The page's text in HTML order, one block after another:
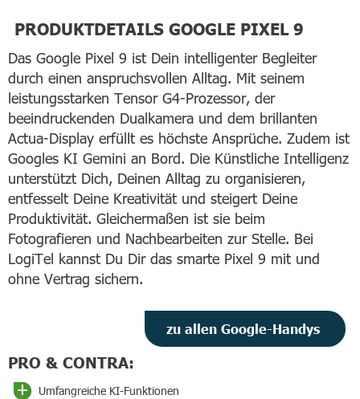
PRODUKTDETAILS GOOGLE PIXEL 9
Das Google Pixel 9 ist Dein intelligenter Begleiter
durch einen anspruchsvollen Alltag. Mit seinem
leistungsstarken Tensor G4-Prozessor, der
beeindruckenden Dualkamera und dem brillanten
Actua-Display erfüllt es höchste Ansprüche. Zudem ist
Googles KI Gemini an Bord. Die Künstliche Intelligenz
unterstützt Dich, Deinen Alltag zu organisieren,
entfesselt Deine Kreativität und steigert Deine
Produktivität. Gleichermaßen ist sie beim
Fotografieren und Nachbearbeiten zur Stelle. Bei
LogiTel kannst Du Dir das smarte Pixel 9 mit und
ohne Vertrag sichern.
zu allen Google-Handys
PRO & CONTRA:
Umfangreiche KI-Funktionen